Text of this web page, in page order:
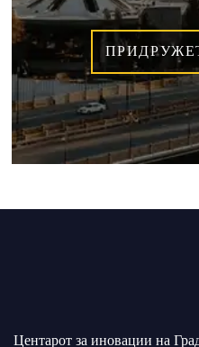
Центарот за иновации на